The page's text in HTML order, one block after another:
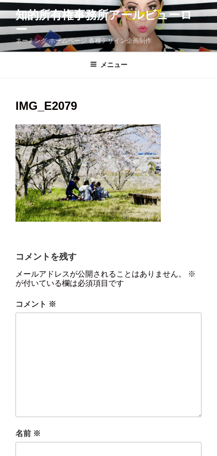
コ
ン
ツ
へ
知的所有権事務所アールビューロ
ー
ネーミング ホームページ 各種デザイン企画制作
メニュー
IMG_E2079
コメントを残す
メールアドレスが公開されることはありません。
※
が付いている欄は必須項目です
コメント ※
名前 ※